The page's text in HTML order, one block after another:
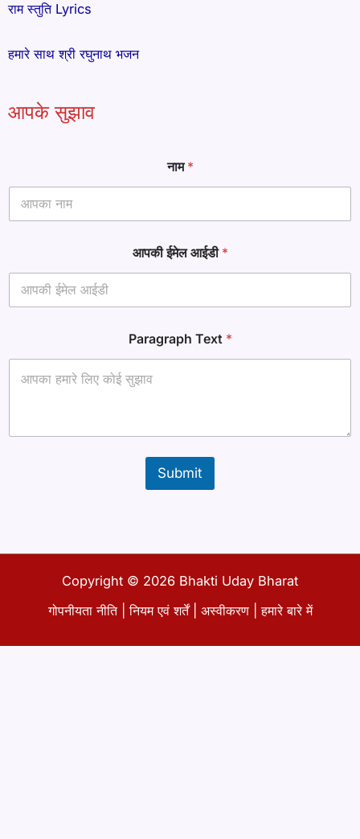
राम स्तुति Lyrics
हमारे साथ श्री रघुनाथ भजन
आपके सुझाव
नाम*
आपकी ईमेल आईडी *
P
a
a
P
a
r
p
h
Paragraph Text *
Submit
Copyright © 2026 Bhakti Uday Bharat
गोपनीयता नीति|नियम एवं शर्तें| अस्वीकरण |हमारे बारे में